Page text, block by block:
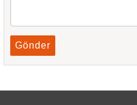
Gönder